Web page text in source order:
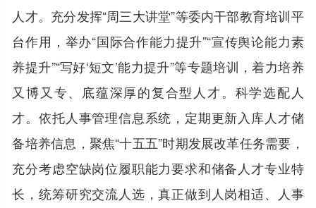
人才。充分发挥“周三大讲堂”等委内干部教育培训平
台作用，举办“国际合作能力提升”“宣传舆论能力素
养提升”“写好‘短文’能力提升”等专题培训，着力培养
又博又专、底蕴深厚的复合型人才。科学选配人
才。依托人事管理信息系统，定期更新入库人才储
备培养信息，聚焦“十五五”时期发展改革任务需要，
充分考虑空缺岗位履职能力要求和储备人才专业特
长，统筹研究交流人选，真正做到人岗相适、人事